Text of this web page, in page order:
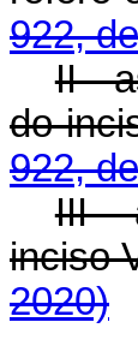
922,
II -
do
922,
III -
inciso
2020)